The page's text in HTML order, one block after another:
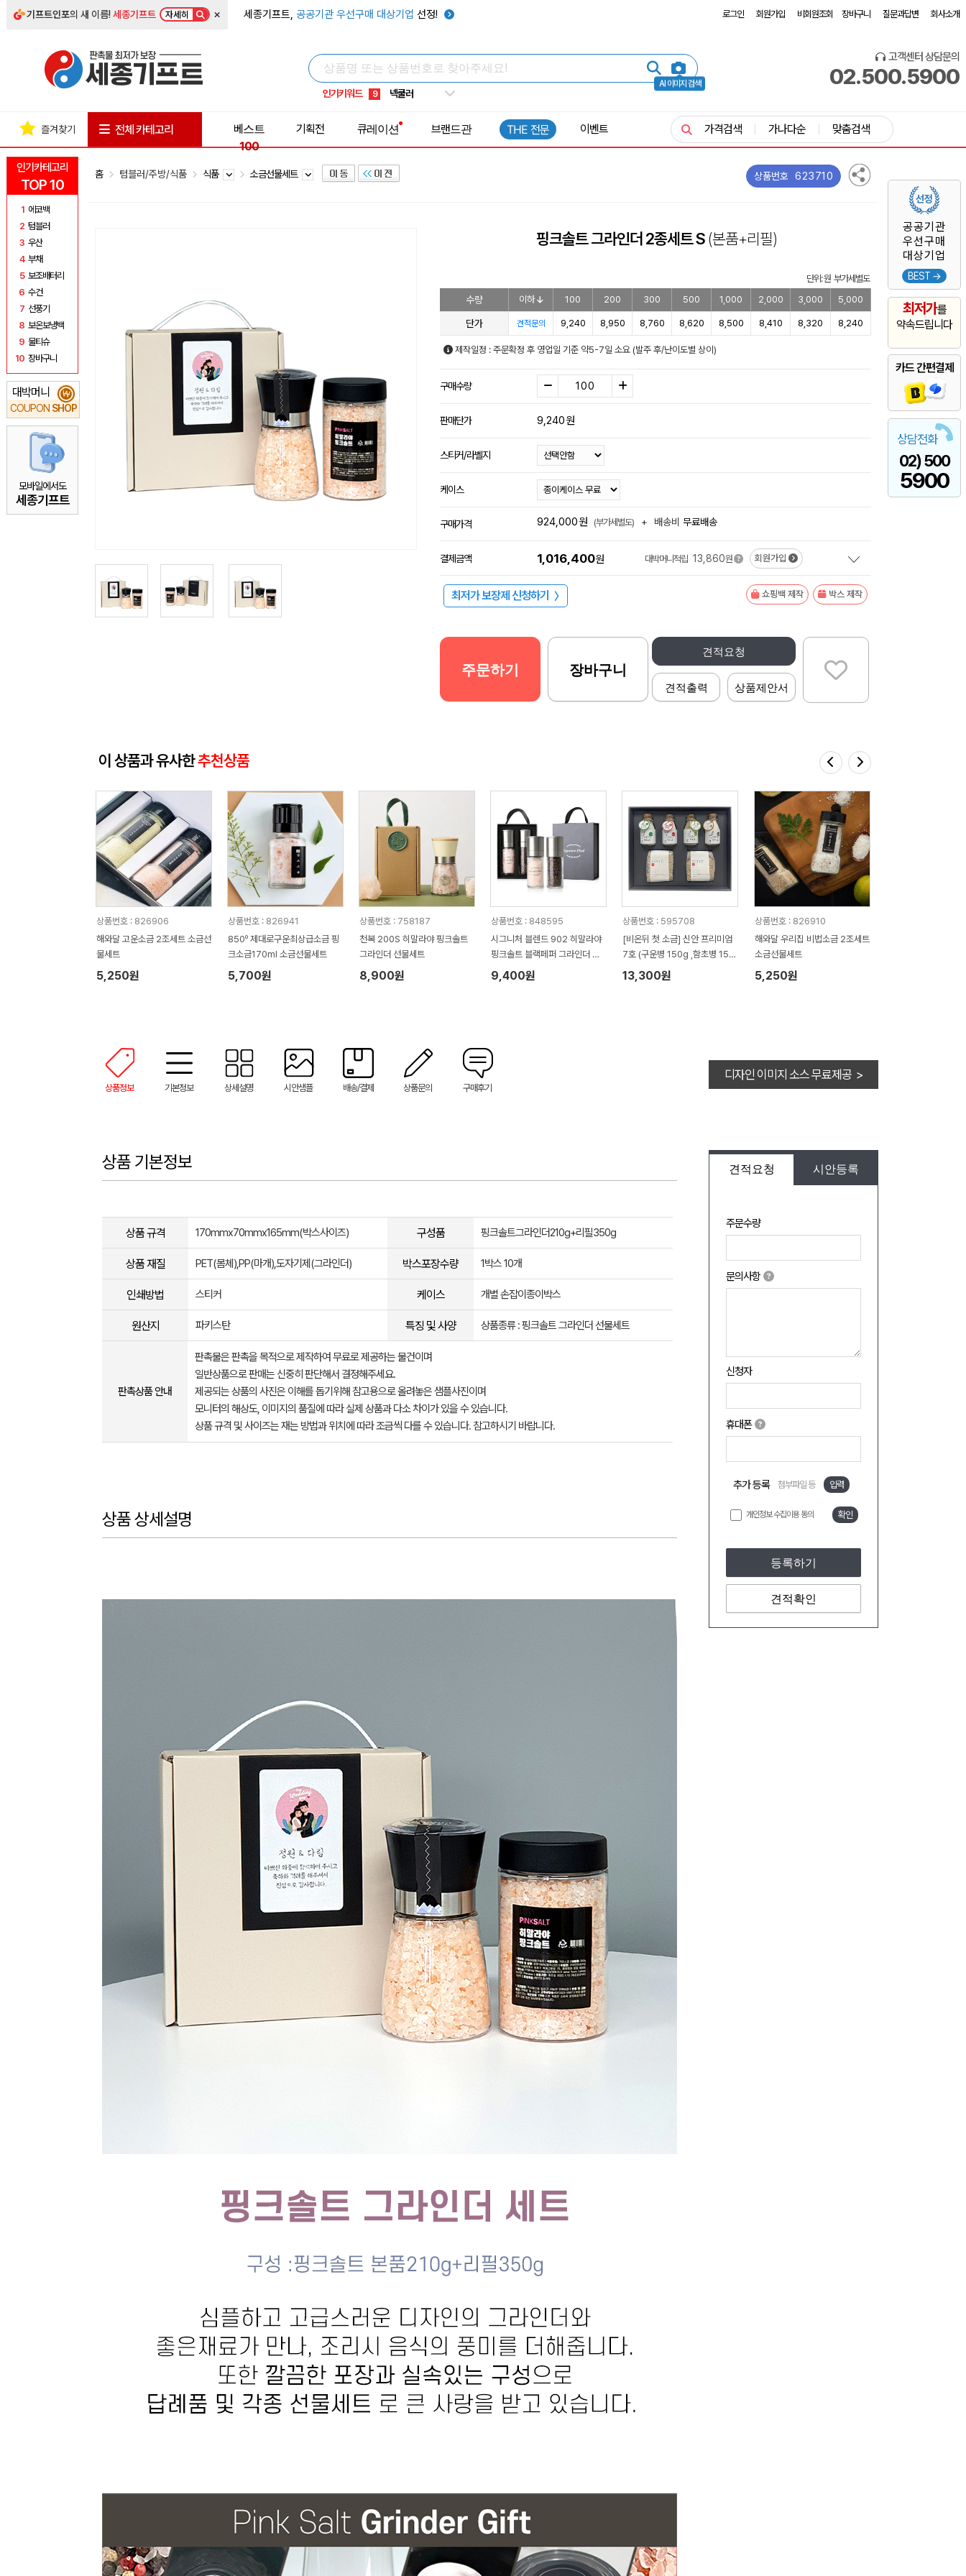
기프트인포의 새 이름!세종기프트 자세히 × 세종기프트, 공공기관 우선구매 대상기업 선정! 로그인 회원가입 비회원조회 장바구니 질문과답변 회사소개
AI 이미지 검색
인기키워드
5 키캡
8 쿨토시
9 넥쿨러
1 선풍기
고객센터 상담문의
02.500.5900
인기카테고리
TOP 10
1 에코백
2 텀블러
3 우산
4 부채
5 보조배터리
6 수건
7 선풍기
8 보온보냉백
9 물티슈
10 장바구니
대박머니
COUPON SHOP
₩
모바일에서도
세종기프트
공공기관
우선구매
대상기업
BEST →
최저가를
약속드립니다
카드 간편결제
상담전화
02) 500
5900
즐겨찾기 전체 카테고리
베스트
100
기획전 큐레이션 브랜드관 THE 전문 이벤트 가격검색 가나다순 맞춤검색
홈 텀블러/주방/식품 식품 소금선물세트 상품번호 623710
핑크솔트 그라인더 2종세트 S(본품+리필)
단위: 원 부가세별도
수량 이하 100 200 300 500 1,000 2,000 3,000 5,000
단가 견적문의 9,240 8,950 8,760 8,620 8,500 8,410 8,320 8,240
제작일정 : 주문확정 후 영업일 기준 약5-7일 소요 (발주 후/난이도별 상이)
구매수량
판매단가 9,240원
스티커/라벨지
케이스
구매가격 924,000원 (부가세별도) + 배송비 무료배송
결제금액 1,016,400원 대박머니적립 13,860원 회원가입
최저가 보장제 신청하기 〉 쇼핑백 제작 박스 제작
견적요청
견적출력 상품제안서
주문하기 장바구니
이 상품과 유사한추천상품
상품번호 : 826906
해와달 고운소금 2조세트 소금선
물세트
5,250원
상품번호 : 826941
850º 제대로구운최상급소금 핑
크소금170ml 소금선물세트
5,700원
상품번호 : 758187
천복 200S 히말라야 핑크솔트
그라인더 선물세트
8,900원
상품번호 : 848595
시그니처 블렌드 902 히말라야
핑크솔트 블랙페퍼 그라인더 선
물세트
9,400원
상품번호 : 595708
[비온뒤 첫 소금] 신안 프리미엄
7호 (구운병 150g ,함초병 150
g 외)
13,300원
상품번호 : 826910
해와달 우리집 비법소금 2조세트
소금선물세트
5,250원
상품정보 기본정보 상세설명 시안샘플 배송/결제 상품문의 구매후기
디자인 이미지 소스 무료제공 >
견적요청 시안등록
주문수량
문의사항
신청자
휴대폰
추가 등록 첨부파일 등 입력
개인정보 수집이용 동의 확인
등록하기
견적확인
상품 기본정보
상품 규격 170mmx70mmx165mm(박스사이즈) 구성품 핑크솔트그라인더210g+리필350g
상품 재질 PET(몸체),PP(마개),도자기제(그라인더) 박스포장수량 1박스 10개
인쇄방법 스티커 케이스 개별 손잡이종이박스
원산지 파키스탄 특징 및 사양 상품종류 : 핑크솔트 그라인더 선물세트
판촉상품 안내
판촉물은 판촉을 목적으로 제작하여 무료로 제공하는 물건이며
일반상품으로 판매는 신중히 판단해서 결정해주세요.
제공되는 상품의 사진은 이해를 돕기위해 참고용으로 올려놓은 샘플사진이며
모니터의 해상도, 이미지의 품질에 따라 실제 상품과 다소 차이가 있을 수 있습니다.
상품 규격 및 사이즈는 재는 방법과 위치에 따라 조금씩 다를 수 있습니다. 참고하시기 바랍니다.
상품 상세설명